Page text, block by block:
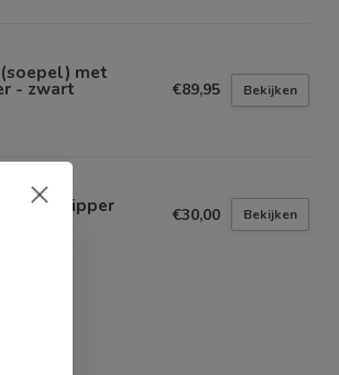
met
- zwart €89,95 Bekijken
nagelknipper €30,00 Bekijken